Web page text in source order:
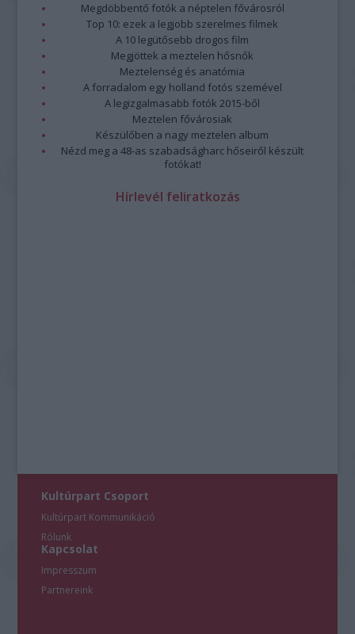
Megdöbbentő fotók a néptelen fővárosról
Top 10: ezek a legjobb szerelmes filmek
A 10 legütősebb drogos film
Megjöttek a meztelen hősnők
Meztelenség és anatómia
A forradalom egy holland fotós szemével
A legizgalmasabb fotók 2015-ből
Meztelen fővárosiak
Készülőben a nagy meztelen album
Nézd meg a 48-as szabadságharc hőseiről készült
fotókat!
Hírlevél feliratkozás
Kultúrpart Csoport
Kultúrpart Kommunikáció
Rólunk
Kapcsolat
Impresszum
Partnereink